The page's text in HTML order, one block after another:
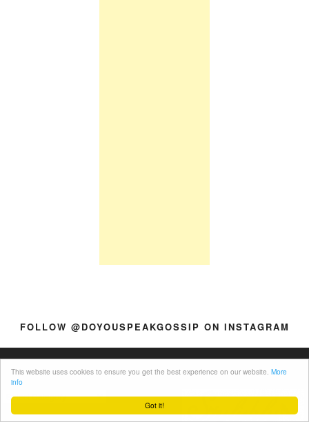
Got it!
This website uses cookies to ensure you get the best experience on our website. More
info
FOLLOW @DOYOUSPEAKGOSSIP ON INSTAGRAM
Categories Member of